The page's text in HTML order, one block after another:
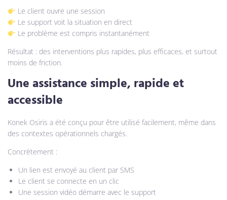
Le client ouvre une session
Le support voit la situation en direct
Le problème est compris instantanément
Résultat : des interventions plus rapides, plus efficaces, et surtout
moins de friction.
Une assistance simple, rapide et
accessible
Konek Osiris a été conçu pour être utilisé facilement, même dans
des contextes opérationnels chargés.
Concrètement :
Un lien est envoyé au client par SMS
Le client se connecte en un clic
Une session vidéo démarre avec le support